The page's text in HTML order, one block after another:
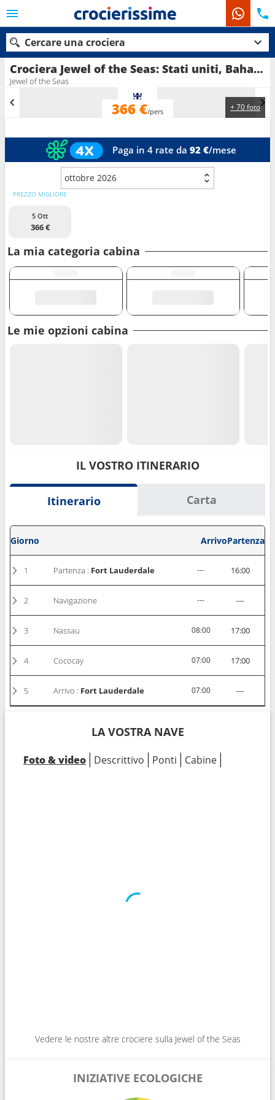
Crociera Jewel of the Seas: Stati uniti, Bahamas in partenza da Fort Lauderdale
Jewel of the Seas
+ 70 foto
366 €/pers
Paga in 4 rate da 92 €/mese
ottobre 2026
PREZZO MIGLIORE
5 Ott
366 €
La mia categoria cabina
Le mie opzioni cabina
IL VOSTRO ITINERARIO
Itinerario Carta
Giorno ArrivoPartenza
1 Partenza : Fort Lauderdale --- 16:00
2 Navigazione --- ---
3 Nassau 08:00 17:00
4 Cococay 07:00 17:00
5 Arrivo : Fort Lauderdale 07:00 ---
LA VOSTRA NAVE
Foto & video Descrittivo Ponti Cabine
Vedere le nostre altre crociere sulla Jewel of the Seas
INIZIATIVE ECOLOGICHE
Cercare una crociera
Le nostre destinazioni
Mesi di partenza
Porti Compagnie